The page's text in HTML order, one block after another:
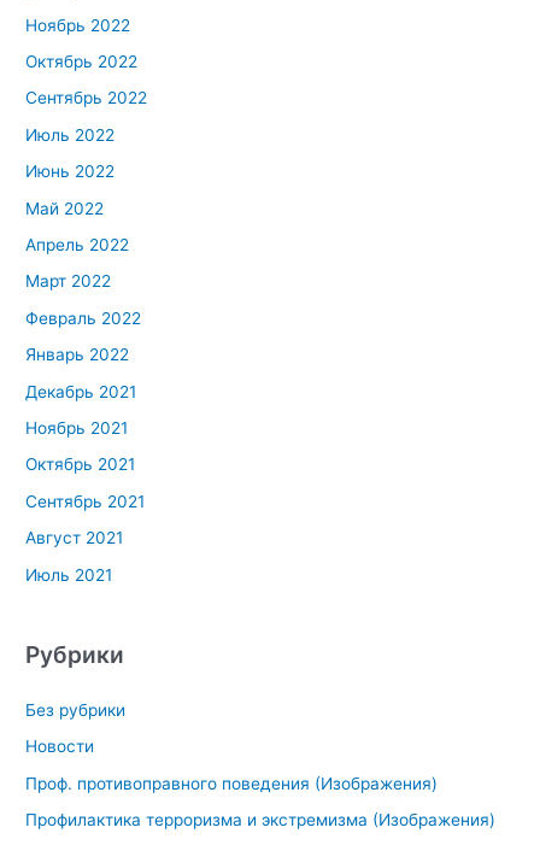
Ноябрь 2022
Октябрь 2022
Сентябрь 2022
Июль 2022
Июнь 2022
Май 2022
Апрель 2022
Март 2022
Февраль 2022
Январь 2022
Декабрь 2021
Ноябрь 2021
Октябрь 2021
Сентябрь 2021
Август 2021
Июль 2021
Рубрики
Без рубрики
Новости
Проф. противоправного поведения (Изображения)
Профилактика терроризма и экстремизма (Изображения)